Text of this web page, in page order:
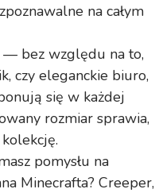
na całym
— bez względu na to,
czy eleganckie biuro,
się w każdej
rozmiar sprawia,
pomysłu na
Minecrafta? Creeper,